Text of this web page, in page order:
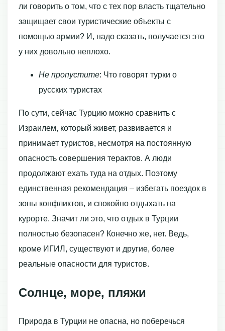
ли говорить о том, что с тех пор власть тщательно
защищает свои туристические объекты с
помощью армии? И, надо сказать, получается это
у них довольно неплохо.
Не пропустите: Что говорят турки о
русских туристах
По сути, сейчас Турцию можно сравнить с
Израилем, который живет, развивается и
принимает туристов, несмотря на постоянную
опасность совершения терактов. А люди
продолжают ехать туда на отдых. Поэтому
единственная рекомендация – избегать поездок в
зоны конфликтов, и спокойно отдыхать на
курорте. Значит ли это, что отдых в Турции
полностью безопасен? Конечно же, нет. Ведь,
кроме ИГИЛ, существуют и другие, более
реальные опасности для туристов.
Солнце, море, пляжи
Природа в Турции не опасна, но поберечься